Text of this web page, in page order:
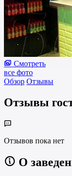
Смотреть
все фото
Обзор Отзывы
Отзывы
Отзывов пока нет
О